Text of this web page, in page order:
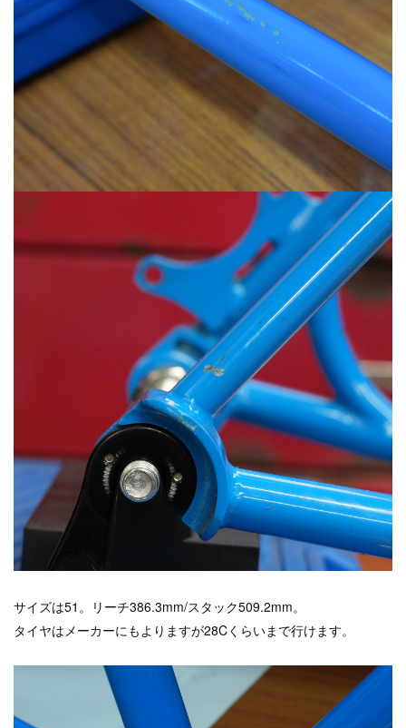
サイズは51。リーチ386.3mm/スタック509.2mm。
タイヤはメーカーにもよりますが28Cくらいまで行けます。